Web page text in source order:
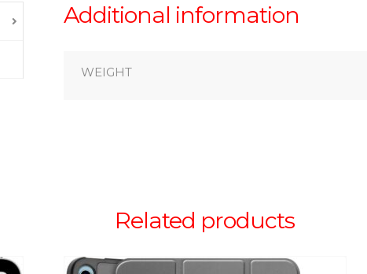
quantity
Additional information
WEIGHT
Related products